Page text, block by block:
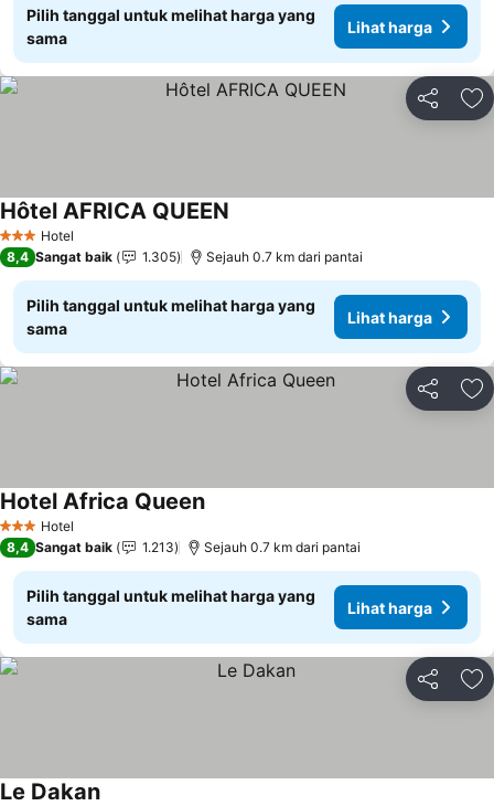
Pilih tanggal untuk melihat harga yang
sama
Lihat harga
Bagikan
3 BintangHotel
Hôtel AFRICA QUEEN
8,4 Sangat baik 1.305 Sejauh 0.7 km dari pantai
Pilih tanggal untuk melihat harga yang
sama
Lihat harga
Bagikan
3 BintangHotel
Hotel Africa Queen
8,4 Sangat baik 1.213 Sejauh 0.7 km dari pantai
Pilih tanggal untuk melihat harga yang
sama
Lihat harga
Bagikan
Le Dakan